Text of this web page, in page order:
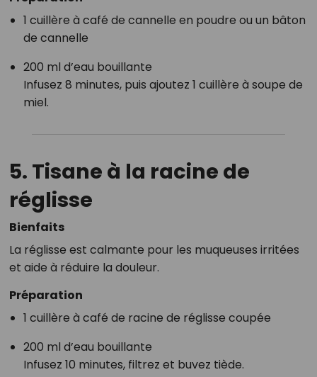
1 cuillère à café de cannelle en poudre ou un bâton
de cannelle
200 ml d’eau bouillante
Infusez 8 minutes, puis ajoutez 1 cuillère à soupe de
miel.
5. Tisane à la racine de
réglisse
Bienfaits
La réglisse est calmante pour les muqueuses irritées
et aide à réduire la douleur.
Préparation
1 cuillère à café de racine de réglisse coupée
200 ml d’eau bouillante
Infusez 10 minutes, filtrez et buvez tiède.